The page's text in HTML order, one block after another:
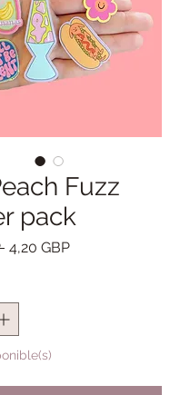
Fuzz
pack
Precio
4,20 GBPPrecio